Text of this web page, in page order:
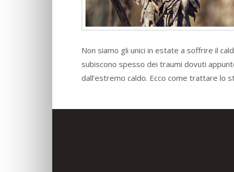
Non siamo gli unici in estate a soffrire il
subiscono spesso dei traumi dovuti
dall’estremo caldo. Ecco come trattare lo